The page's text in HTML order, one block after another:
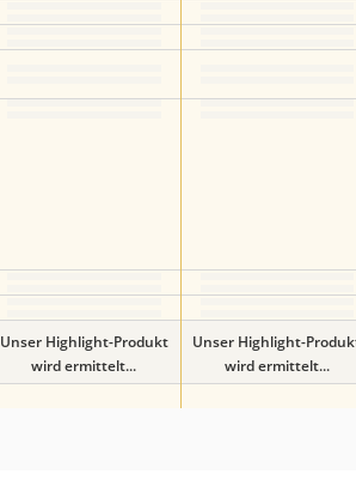
Unser Highlight-Produkt
wird ermittelt...
Unser Highlight-
wird ermittelt...